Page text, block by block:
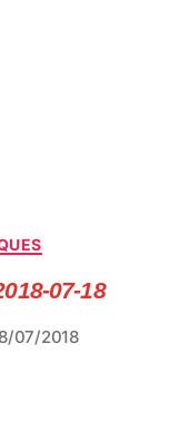
07-18
07/2018